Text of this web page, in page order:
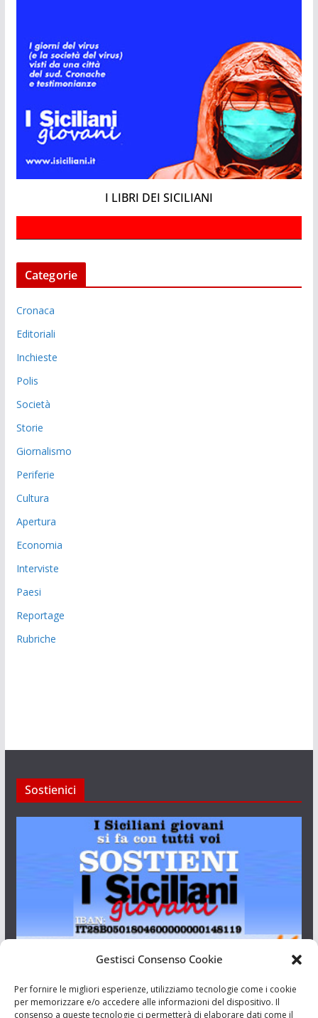
Gestisci Consenso Cookie
Per fornire le migliori esperienze, utilizziamo tecnologie come i cookie
per memorizzare e/o accedere alle informazioni del dispositivo. Il
consenso a queste tecnologie ci permetterà di elaborare dati come il
I LIBRI DEI SICILIANI
Categorie
Cronaca
Editoriali
Inchieste
Polis
Società
Storie
Giornalismo
Periferie
Cultura
Apertura
Economia
Interviste
Paesi
Reportage
Rubriche
Sostienici